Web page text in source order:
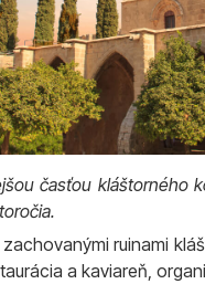
časťou kláštorného
ruinami
a kaviareň,